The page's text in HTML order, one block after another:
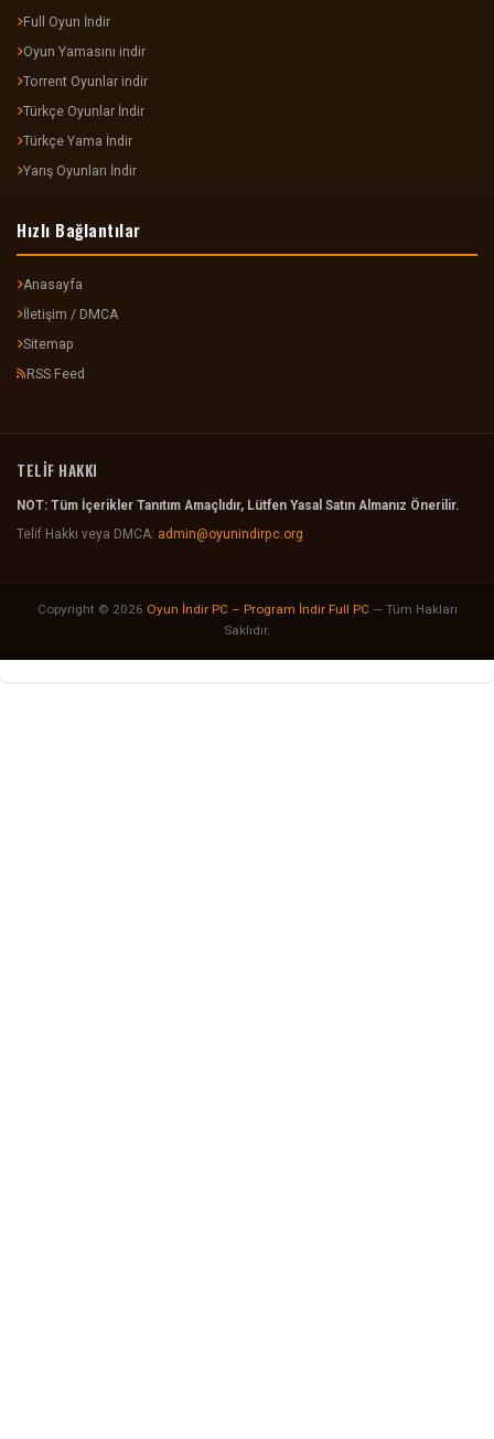
Full Oyun İndir
Oyun Yamasını indir
Torrent Oyunlar indir
Türkçe Oyunlar İndir
Türkçe Yama İndir
Yarış Oyunları İndir
Hızlı Bağlantılar
Anasayfa
İletişim / DMCA
Sitemap
RSS Feed
TELİF HAKKI
NOT: Tüm İçerikler Tanıtım Amaçlıdır, Lütfen Yasal Satın Almanız Önerilir.
Telif Hakkı veya DMCA: admin@oyunindirpc.org
Copyright © 2026 Oyun İndir PC – Program İndir Full PC — Tüm Hakları
Saklıdır.